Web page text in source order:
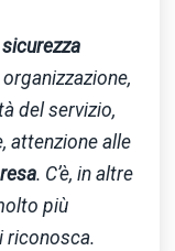
sicurezza
del servizio,
attenzione alle
. C’è, in altre
più
riconosca.